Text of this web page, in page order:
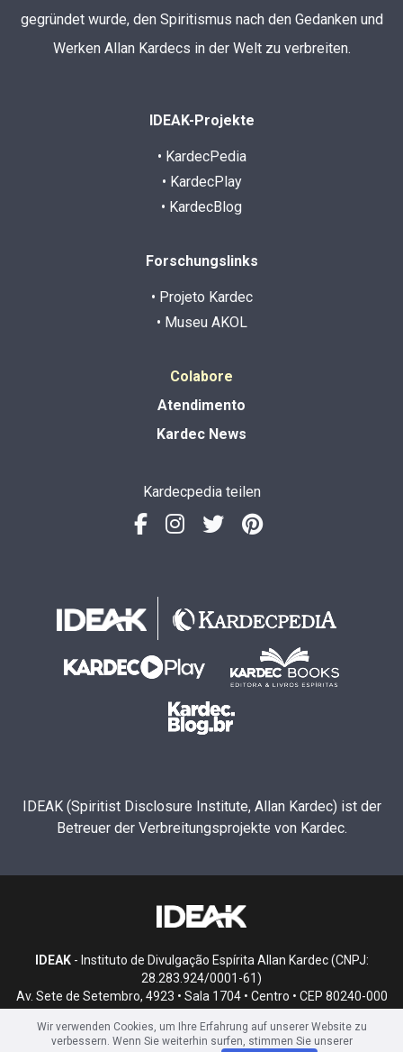
gegründet wurde, den Spiritismus nach den Gedanken und
Werken Allan Kardecs in der Welt zu verbreiten.
IDEAK-Projekte
• KardecPedia
• KardecPlay
• KardecBlog
Forschungslinks
• Projeto Kardec
• Museu AKOL
Colabore
Atendimento
Kardec News
Kardecpedia teilen
IDEAK (Spiritist Disclosure Institute, Allan Kardec) ist der
Betreuer der Verbreitungsprojekte von Kardec.
IDEAK- Instituto de Divulgação Espírita Allan Kardec (CNPJ:
28.283.924/0001-61)
Av. Sete de Setembro, 4923 • Sala 1704 • Centro • CEP 80240-000
Wir verwenden Cookies, um Ihre Erfahrung auf unserer Website zu
verbessern. Wenn Sie weiterhin surfen, stimmen Sie unserer